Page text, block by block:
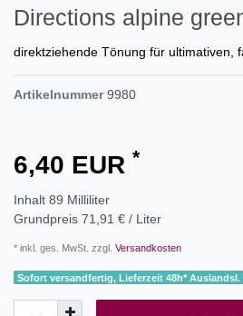
Directions alpine
direktziehende Tönung für ultimativen,
Artikelnummer9980
6,40 EUR *
Inhalt 89 Milliliter
Grundpreis 71,91 € / Liter
* inkl. ges. MwSt. zzgl. Versandkosten
Sofort versandfertig, Lieferzeit 48h* Auslandsl.